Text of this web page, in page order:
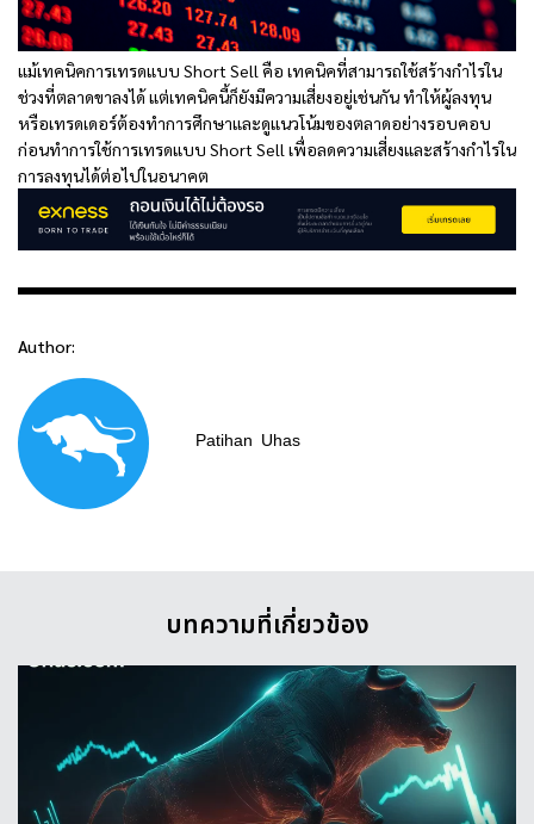
แม้เทคนิคการเทรดแบบ Short Sell คือ เทคนิคที่สามารถใช้สร้างกำไรใน
ช่วงที่ตลาดขาลงได้ แต่เทคนิคนี้ก็ยังมีความเสี่ยงอยู่เช่นกัน ทำให้ผู้ลงทุน
หรือเทรดเดอร์ต้องทำการศึกษาและดูแนวโน้มของตลาดอย่างรอบคอบ
ก่อนทำการใช้การเทรดแบบ Short Sell เพื่อลดความเสี่ยงและสร้างกำไรใน
การลงทุนได้ต่อไปในอนาคต
Author:
Patihan Uhas
บทความที่เกี่ยวข้อง